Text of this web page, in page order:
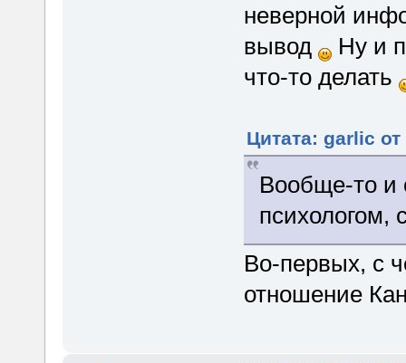
неверной
вывод
Ну и
что-то делать
Цитата: garlic
Вообще-то и
психологом,
Во-первых, с
отношение